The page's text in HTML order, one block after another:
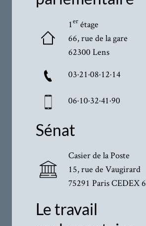
1erétage
66, rue de la gare
62300 Lens
03·21·08·12·14
06·10·32·41·90
Sénat
Casier de la Poste
15, rue de Vaugirard
75291 Paris CEDEX 6
Le travail